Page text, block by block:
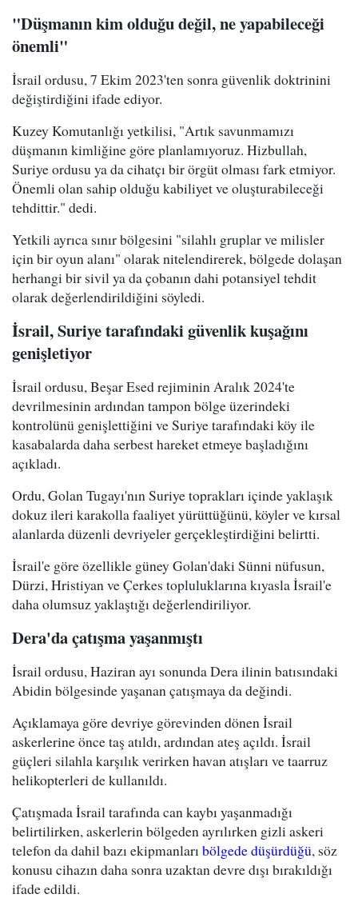
"Düşmanın kim olduğu değil, ne yapabileceği
önemli"
İsrail ordusu, 7 Ekim 2023'ten sonra güvenlik doktrinini
değiştirdiğini ifade ediyor.
Kuzey Komutanlığı yetkilisi, "Artık savunmamızı
düşmanın kimliğine göre planlamıyoruz. Hizbullah,
Suriye ordusu ya da cihatçı bir örgüt olması fark etmiyor.
Önemli olan sahip olduğu kabiliyet ve oluşturabileceği
tehdittir." dedi.
Yetkili ayrıca sınır bölgesini "silahlı gruplar ve milisler
için bir oyun alanı" olarak nitelendirerek, bölgede dolaşan
herhangi bir sivil ya da çobanın dahi potansiyel tehdit
olarak değerlendirildiğini söyledi.
İsrail, Suriye tarafındaki güvenlik kuşağını
genişletiyor
İsrail ordusu, Beşar Esed rejiminin Aralık 2024'te
devrilmesinin ardından tampon bölge üzerindeki
kontrolünü genişlettiğini ve Suriye tarafındaki köy ile
kasabalarda daha serbest hareket etmeye başladığını
açıkladı.
Ordu, Golan Tugayı'nın Suriye toprakları içinde yaklaşık
dokuz ileri karakolla faaliyet yürüttüğünü, köyler ve kırsal
alanlarda düzenli devriyeler gerçekleştirdiğini belirtti.
İsrail'e göre özellikle güney Golan'daki Sünni nüfusun,
Dürzi, Hristiyan ve Çerkes topluluklarına kıyasla İsrail'e
daha olumsuz yaklaştığı değerlendiriliyor.
Dera'da çatışma yaşanmıştı
İsrail ordusu, Haziran ayı sonunda Dera ilinin batısındaki
Abidin bölgesinde yaşanan çatışmaya da değindi.
Açıklamaya göre devriye görevinden dönen İsrail
askerlerine önce taş atıldı, ardından ateş açıldı. İsrail
güçleri silahla karşılık verirken havan atışları ve taarruz
helikopterleri de kullanıldı.
Çatışmada İsrail tarafında can kaybı yaşanmadığı
belirtilirken, askerlerin bölgeden ayrılırken gizli askeri
telefon da dahil bazı ekipmanları bölgede düşürdüğü, söz
konusu cihazın daha sonra uzaktan devre dışı bırakıldığı
ifade edildi.